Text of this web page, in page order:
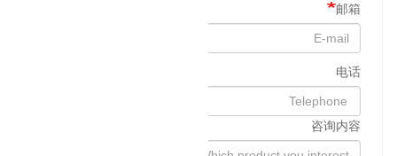
邮箱
电话
咨询内容